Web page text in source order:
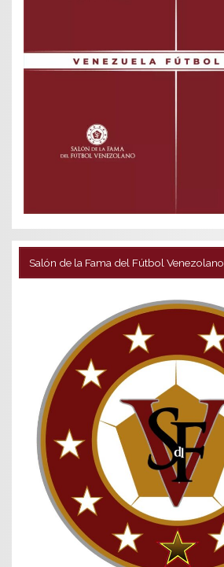
Salón de la Fama del Fútbol Venezolano